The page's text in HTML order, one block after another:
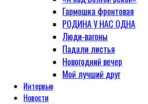
Гармошка фронтовая
РОДИНА У НАС ОДНА
Люди-вагоны
Падали листья
Новогодний вечер
Мой лучший друг
Интервью
Новости